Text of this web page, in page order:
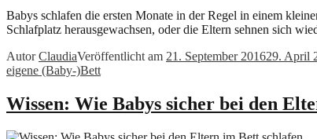
Babys schlafen die ersten Monate in der Regel in einem
Schlafplatz herausgewachsen, oder die Eltern sehnen sich
AutorClaudiaVeröffentlicht am 21. September 201629. April
eigene (Baby-)Bett
Wissen: Wie Babys sicher bei den